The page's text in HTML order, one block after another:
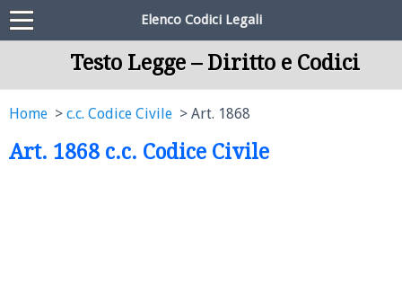
Elenco Codici Legali
Testo Legge – Diritto e Codici
Home c.c. Codice Civile Art. 1868
Art. 1868 c.c. Codice Civile